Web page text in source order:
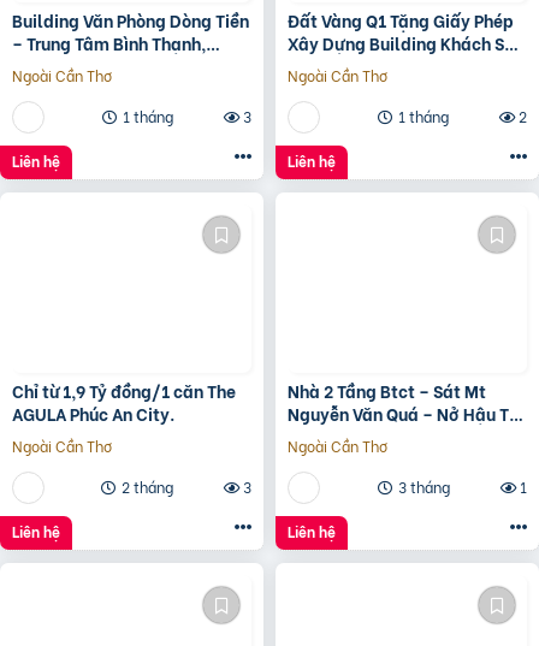
Building Văn Phòng Dòng Tiền
– Trung Tâm Bình Thạnh,
Tp.hcm Chỉ 100Tr/M2 Đất
Ngoài Cần Thơ
1 tháng
3
Liên hệ
Đất Vàng Q1 Tặng Giấy Phép
Xây Dựng Building Khách Sạn
12 Tầng
Ngoài Cần Thơ
1 tháng
2
Liên hệ
Chỉ từ 1,9 Tỷ đồng/1 căn The
AGULA Phúc An City.
Ngoài Cần Thơ
2 tháng
3
Liên hệ
Nhà 2 Tầng Btct – Sát Mt
Nguyễn Văn Quá – Nở Hậu Tài
Lộc
Ngoài Cần Thơ
3 tháng
1
Liên hệ